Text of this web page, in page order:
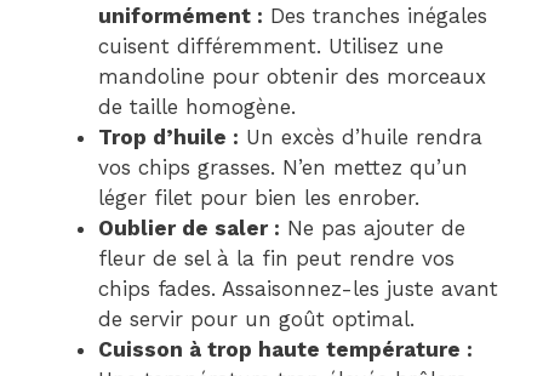
uniformément : Des tranches inégales
cuisent différemment. Utilisez une
mandoline pour obtenir des morceaux
de taille homogène.
Trop d’huile : Un excès d’huile rendra
vos chips grasses. N’en mettez qu’un
léger filet pour bien les enrober.
Oublier de saler : Ne pas ajouter de
fleur de sel à la fin peut rendre vos
chips fades. Assaisonnez-les juste avant
de servir pour un goût optimal.
Cuisson à trop haute température :